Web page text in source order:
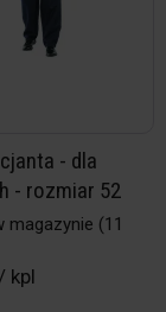
- dla
- rozmiar 52
magazynie (11
kpl